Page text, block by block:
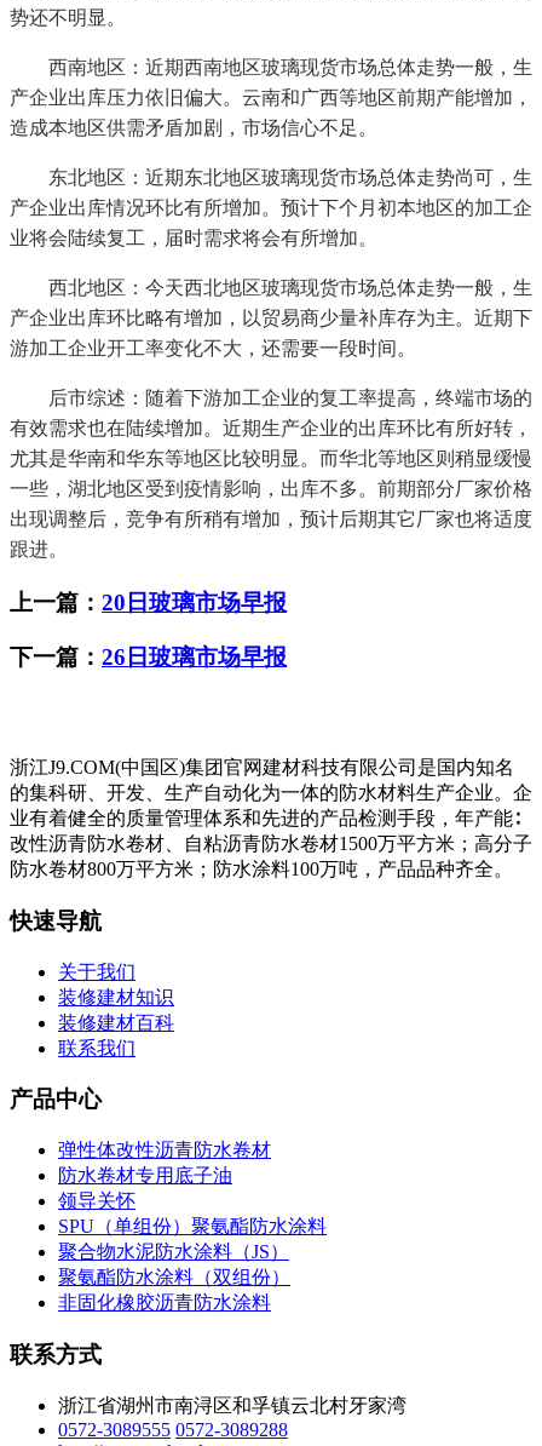
势还不明显。
西南地区：近期西南地区玻璃现货市场总体走势一般，生
产企业出库压力依旧偏大。云南和广西等地区前期产能增加，
造成本地区供需矛盾加剧，市场信心不足。
东北地区：近期东北地区玻璃现货市场总体走势尚可，生
产企业出库情况环比有所增加。预计下个月初本地区的加工企
业将会陆续复工，届时需求将会有所增加。
西北地区：今天西北地区玻璃现货市场总体走势一般，生
产企业出库环比略有增加，以贸易商少量补库存为主。近期下
游加工企业开工率变化不大，还需要一段时间。
后市综述：随着下游加工企业的复工率提高，终端市场的
有效需求也在陆续增加。近期生产企业的出库环比有所好转，
尤其是华南和华东等地区比较明显。而华北等地区则稍显缓慢
一些，湖北地区受到疫情影响，出库不多。前期部分厂家价格
出现调整后，竞争有所稍有增加，预计后期其它厂家也将适度
跟进。
上一篇： 20日玻璃市场早报
下一篇： 26日玻璃市场早报
浙江J9.COM(中国区)集团官网建材科技有限公司是国内知名
的集科研、开发、生产自动化为一体的防水材料生产企业。企
业有着健全的质量管理体系和先进的产品检测手段，年产能∶
改性沥青防水卷材、自粘沥青防水卷材1500万平方米；高分子
防水卷材800万平方米；防水涂料100万吨，产品品种齐全。
快速导航
关于我们
装修建材知识
装修建材百科
联系我们
产品中心
弹性体改性沥青防水卷材
防水卷材专用底子油
领导关怀
SPU（单组份）聚氨酯防水涂料
聚合物水泥防水涂料（JS）
聚氨酯防水涂料（双组份）
非固化橡胶沥青防水涂料
联系方式
浙江省湖州市南浔区和孚镇云北村牙家湾
0572-3089555 0572-3089288